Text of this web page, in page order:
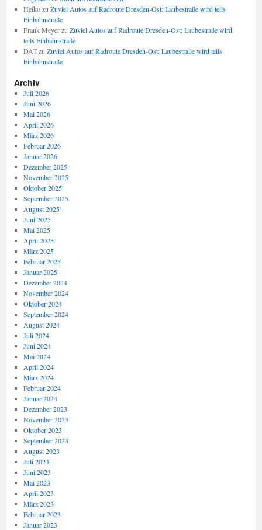
Heikozu Zuviel Autos auf Radroute Dresden-Ost: Laubestraße wird teils
Einbahnstraße
Frank Meyerzu Zuviel Autos auf Radroute Dresden-Ost: Laubestraße wird
teils Einbahnstraße
DATzu Zuviel Autos auf Radroute Dresden-Ost: Laubestraße wird teils
Einbahnstraße
Archiv
Juli 2026
Juni 2026
Mai 2026
April 2026
März 2026
Februar 2026
Januar 2026
Dezember 2025
November 2025
Oktober 2025
September 2025
August 2025
Juni 2025
Mai 2025
April 2025
März 2025
Februar 2025
Januar 2025
Dezember 2024
November 2024
Oktober 2024
September 2024
August 2024
Juli 2024
Juni 2024
Mai 2024
April 2024
März 2024
Februar 2024
Januar 2024
Dezember 2023
November 2023
Oktober 2023
September 2023
August 2023
Juli 2023
Juni 2023
Mai 2023
April 2023
März 2023
Februar 2023
Januar 2023